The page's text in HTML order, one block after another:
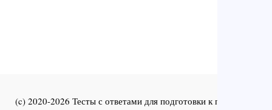
(c) 2020-2026 Тесты с ответами для подготовки к первичной